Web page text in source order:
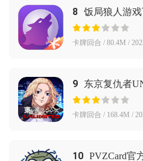
8 饭局狼人游
卡牌回合 / 80.4M /
9
东京复仇者
安装器)
卡牌回合 / 168.4M /
10 PVZCard官